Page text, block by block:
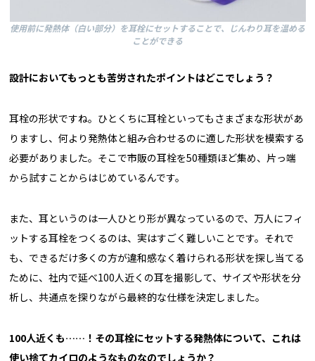
使用前に発熱体（白い部分）を耳栓にセットすることで、じんわり耳を温める
ことができる
――設計においてもっとも苦労されたポイントはどこでしょう？
耳栓の形状ですね。ひとくちに耳栓といってもさまざまな形状があ
りますし、何より発熱体と組み合わせるのに適した形状を模索する
必要がありました。そこで市販の耳栓を50種類ほど集め、片っ端
から試すことからはじめているんです。
また、耳というのは一人ひとり形が異なっているので、万人にフィ
ットする耳栓をつくるのは、実はすごく難しいことです。それで
も、できるだけ多くの方が違和感なく着けられる形状を探し当てる
ために、社内で延べ100人近くの耳を撮影して、サイズや形状を分
析し、共通点を探りながら最終的な仕様を決定しました。
――100人近くも……！その耳栓にセットする発熱体について、これは
使い捨てカイロのようなものなのでしょうか？